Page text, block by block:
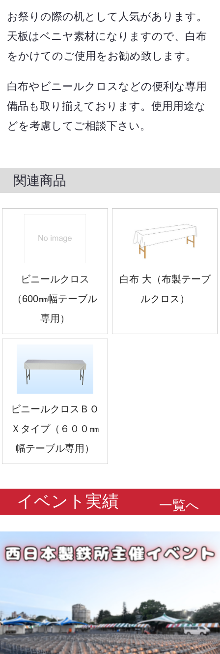
お祭りの際の机として人気があります。
天板はベニヤ素材になりますので、白布
をかけてのご使用をお勧め致します。
白布やビニールクロスなどの便利な専用
備品も取り揃えております。使用用途な
どを考慮してご相談下さい。
関連商品
ビニールクロス
（600㎜幅テーブル
専用）
白布 大（布製テーブ
ルクロス）
ビニールクロスＢＯ
Ｘタイプ（６００㎜
幅テーブル専用）
イベント実績 一覧へ